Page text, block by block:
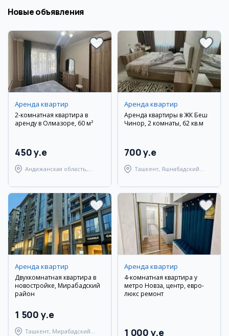
Новые объявления
Аренда квартир
2-комнатная квартира в
аренду в Олмазоре, 60 м²
450 y.e
Андижанская область,
Аренда квартир
Аренда квартиры в ЖК Беш
Чинор, 2 комнаты, 62 кв.м
700 y.e
Ташкент, Яшнабадский
Аренда квартир
Двухкомнатная квартира в
новостройке, Мирабадский
район
1 500 y.e
Ташкент, Мирабадский
Аренда квартир
4-комнатная квартира у
метро Новза, центр, евро-
люкс ремонт
1 000 y.e